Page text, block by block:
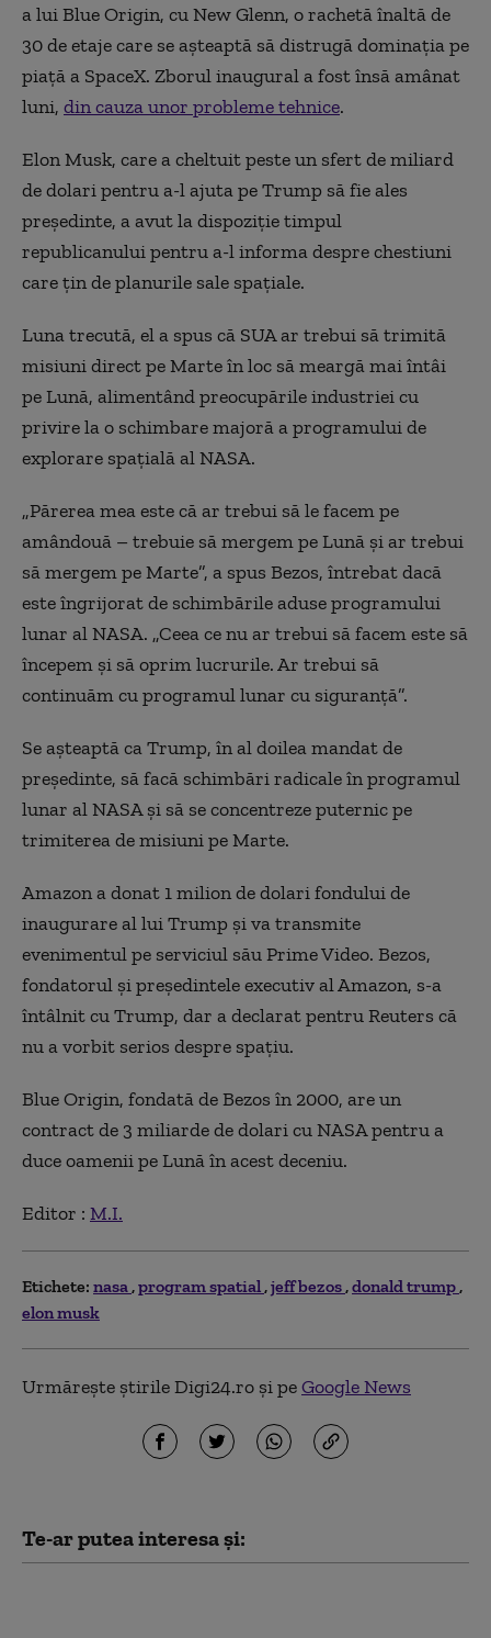
a lui Blue Origin, cu New Glenn, o rachetă înaltă de
30 de etaje care se așteaptă să distrugă dominația pe
piață a SpaceX. Zborul inaugural a fost însă amânat
luni, din cauza unor probleme tehnice.
Elon Musk, care a cheltuit peste un sfert de miliard
de dolari pentru a-l ajuta pe Trump să fie ales
președinte, a avut la dispoziție timpul
republicanului pentru a-l informa despre chestiuni
care țin de planurile sale spațiale.
Luna trecută, el a spus că SUA ar trebui să trimită
misiuni direct pe Marte în loc să meargă mai întâi
pe Lună, alimentând preocupările industriei cu
privire la o schimbare majoră a programului de
explorare spațială al NASA.
„Părerea mea este că ar trebui să le facem pe
amândouă – trebuie să mergem pe Lună și ar trebui
să mergem pe Marte”, a spus Bezos, întrebat dacă
este îngrijorat de schimbările aduse programului
lunar al NASA. „Ceea ce nu ar trebui să facem este să
începem și să oprim lucrurile. Ar trebui să
continuăm cu programul lunar cu siguranță”.
Se așteaptă ca Trump, în al doilea mandat de
președinte, să facă schimbări radicale în programul
lunar al NASA și să se concentreze puternic pe
trimiterea de misiuni pe Marte.
Amazon a donat 1 milion de dolari fondului de
inaugurare al lui Trump și va transmite
evenimentul pe serviciul său Prime Video. Bezos,
fondatorul și președintele executiv al Amazon, s-a
întâlnit cu Trump, dar a declarat pentru Reuters că
nu a vorbit serios despre spațiu.
Blue Origin, fondată de Bezos în 2000, are un
contract de 3 miliarde de dolari cu NASA pentru a
duce oamenii pe Lună în acest deceniu.
Editor : M.I.
Etichete: nasa program spatial jeff bezos donald trump
elon musk
Urmărește știrile Digi24.ro și peGoogle News
Te-ar putea interesa și: